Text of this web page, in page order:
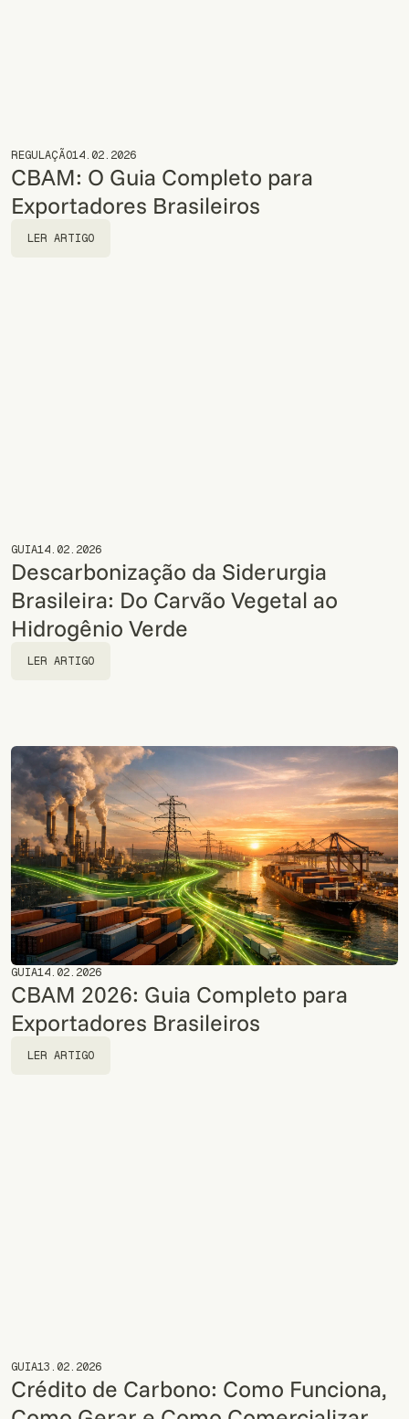
REGULAÇÃO14.02.2026
CBAM: O Guia Completo para
Exportadores Brasileiros
LER ARTIGO
GUIA14.02.2026
Descarbonização da Siderurgia
Brasileira: Do Carvão Vegetal ao
Hidrogênio Verde
LER ARTIGO
GUIA14.02.2026
CBAM 2026: Guia Completo para
Exportadores Brasileiros
LER ARTIGO
GUIA13.02.2026
Crédito de Carbono: Como Funciona,